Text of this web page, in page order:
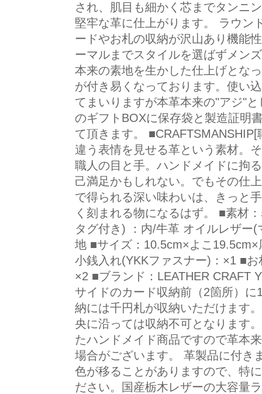
され、肌目も細かく芯までタンニ
堅牢な革に仕上がります。 ラウン
ードやお札の収納が沢山あり機能
ーマルまでスタイルを選ばずメン
本来の素地を生かした仕上げとな
が付き易くなっております。使い
てまいりますが本革本来の"アジ"
のギフトBOXに保存袋と製造証明
て頂きます。
違う表情を見せる革という素材。
職人の目と手。ハンドメイドに拘
己満足かもしれない。でもその仕
で得られる深い味わいは、きっと
く刻まれる物になるはず。 ■素材
タグ付き) ：内/牛革 オイルレザー
地 ■サイズ：10.5cm×よこ
小銭入れ(YKKファスナー)：×1 ■
×2 ■ブランド：LEATHER CRAFT
サイドのカード収納前（2箇所）
納には千円札が収納いただけます
央に沿っては収納不可となります
たハンドメイド商品ですので革本
場合がございます。 革製品に付き
色が移ることがありますので、特
ださい。国産栃木レザーの大容量